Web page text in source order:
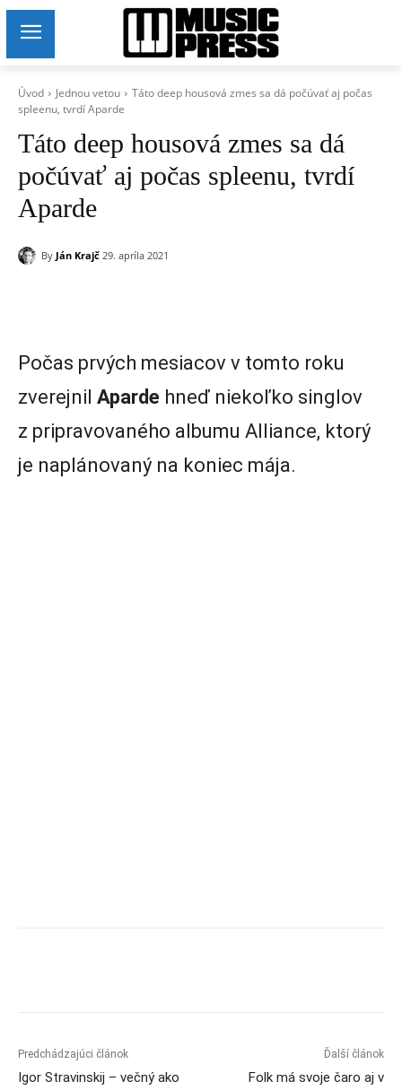
Úvod Jednou vetou
Táto deep housová zmes sa dá počúvať aj počas
spleenu, tvrdí Aparde
Táto deep housová zmes sa dá
počúvať aj počas spleenu, tvrdí
Aparde
By Ján Krajč 29. apríla 2021
Počas prvých mesiacov v tomto roku
zverejnil Aparde hneď niekoľko singlov
z pripravovaného albumu Alliance, ktorý
je naplánovaný na koniec mája.
Predchádzajúci článok
Igor Stravinskij – večný ako
Ďalší článok
Folk má svoje čaro aj v